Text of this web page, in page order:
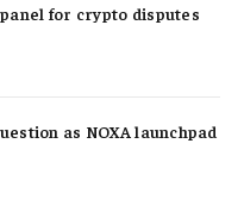
for crypto disputes
as NOXA launchpad